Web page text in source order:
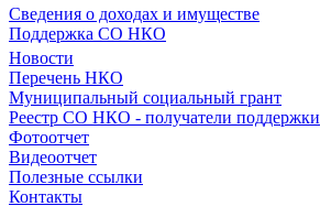
Сведения о доходах и имуществе
Поддержка СО НКО
Новости
Перечень НКО
Муниципальный социальный грант
Реестр СО НКО - получатели поддержки
Фотоотчет
Видеоотчет
Полезные ссылки
Контакты